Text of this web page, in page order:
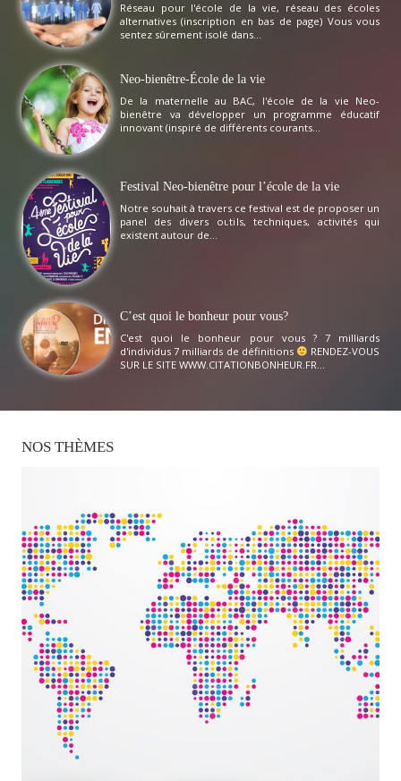
Réseau pour l'école de la vie, réseau des écoles
alternatives (inscription en bas de page) Vous vous
sentez sûrement isolé dans...
Neo-bienêtre-École de la vie
De la maternelle au BAC, l'école de la vie Neo-
bienêtre va développer un programme éducatif
innovant (inspiré de différents courants...
Festival Neo-bienêtre pour l’école de la vie
Notre souhait à travers ce festival est de proposer un
panel des divers outils, techniques, activités qui
existent autour de...
C’est quoi le bonheur pour vous?
C'est quoi le bonheur pour vous ? 7 milliards
d'individus 7 milliards de définitions
RENDEZ-VOUS
SUR LE SITE WWW.CITATIONBONHEUR.FR...
NOS THÈMES